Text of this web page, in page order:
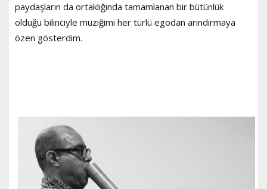
paydaşların da ortaklığında tamamlanan bir bütünlük
olduğu bilinciyle müziğimi her türlü egodan arındırmaya
özen gösterdim.